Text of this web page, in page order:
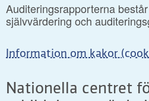
Auditeringsrapporterna
självvärdering och
Information om kakor
Nationella centret